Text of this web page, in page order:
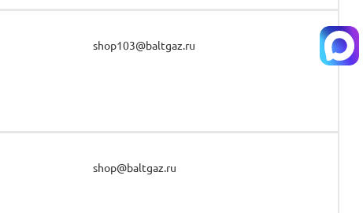
shop103@baltgaz.ru
shop@baltgaz.ru